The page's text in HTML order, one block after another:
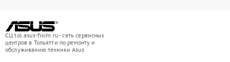
СЦ tol.asus-fixim.ru - сеть сервисных
центров в Тольятти по ремонту и
обслуживанию техники Asus